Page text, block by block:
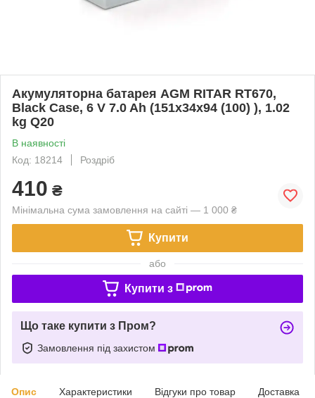
Акумуляторна батарея AGM RITAR RT670,
Black Case, 6 V 7.0 Ah (151х34х94 (100) ), 1.02
kg Q20
В наявності
Код: 18214
Роздріб
410 ₴
Мінімальна сума замовлення на сайті — 1 000 ₴
Купити
або
Купити з
Що таке купити з Пром?
Замовлення під захистом
Опис Характеристики Відгуки про товар Доставка